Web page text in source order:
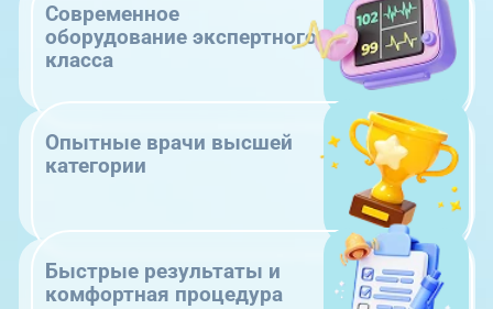
Современное
оборудование экспертного
класса
Опытные врачи высшей
категории
Быстрые результаты и
комфортная процедура